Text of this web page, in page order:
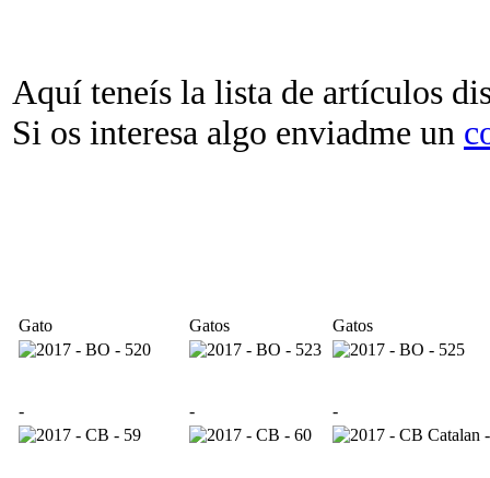
Aquí teneís la lista de artículos
Si os interesa algo enviadme un
Gato Gatos Gatos
- - -